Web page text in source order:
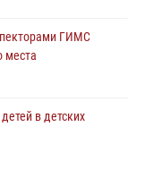
ГИМС
места
в детских